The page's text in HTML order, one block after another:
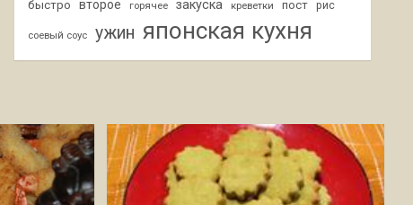
быстро второе горячее закуска креветки пост рис
соевый соус ужин японская кухня